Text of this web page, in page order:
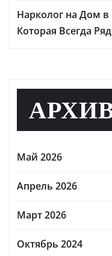
Нарколог на Дом
Которая Всегда
Май 2026
Апрель 2026
Март 2026
Октябрь 2024